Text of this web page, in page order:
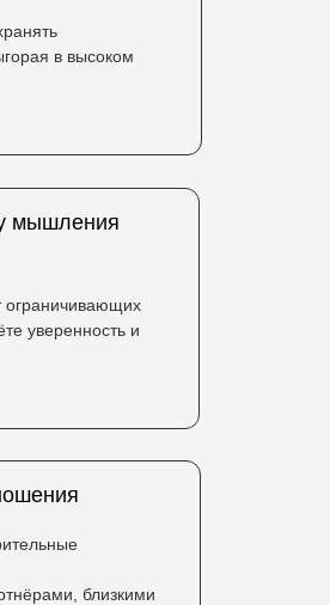
ограничивающих
уверенность и
мышления
в высоком
близкими